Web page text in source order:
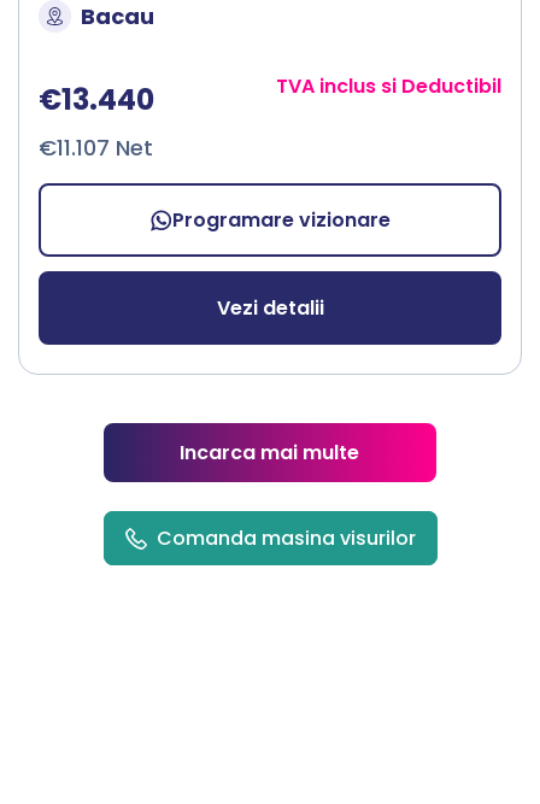
Bacau
€13.440
€11.107 Net
TVA inclus si Deductibil
Programare vizionare
Vezi detalii
Incarca mai multe
Comanda masina visurilor